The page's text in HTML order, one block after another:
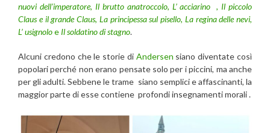
nuovi dell’imperatore, Il brutto anatroccolo, L’ acciarino , Il piccolo
Claus e il grande Claus, La principessa sul pisello, La regina delle nevi,
L’ usignoloe Il soldatino di stagno.
Alcuni credono che le storie di Andersen siano diventate così
popolari perché non erano pensate solo per i piccini, ma anche
per gli adulti. Sebbene le trame siano semplici e affascinanti, la
maggior parte di esse contiene profondi insegnamenti morali .